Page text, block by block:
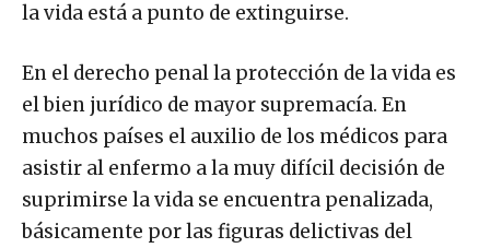
la vida está a punto de extinguirse.
En el derecho penal la protección de la vida es
el bien jurídico de mayor supremacía. En
muchos países el auxilio de los médicos para
asistir al enfermo a la muy difícil decisión de
suprimirse la vida se encuentra penalizada,
básicamente por las figuras delictivas del